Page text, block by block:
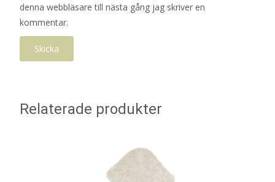
denna webbläsare till nästa gång jag skriver en
kommentar.
Relaterade produkter